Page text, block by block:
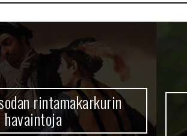
rintamakarkurin
havaintoja